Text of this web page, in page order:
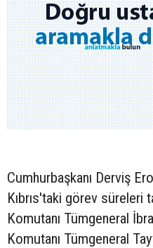
Cumhurbaşkanı Derviş
Kıbrıs'taki görev süreleri
Komutanı Tümgeneral
Komutanı Tümgeneral